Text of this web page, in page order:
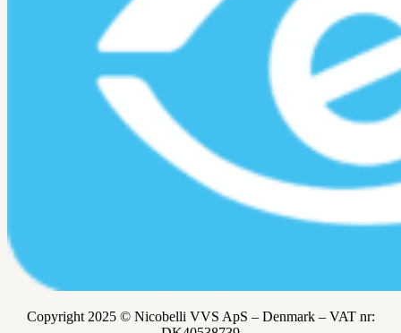
Copyright 2025 © Nicobelli VVS ApS – Denmark – VAT nr: